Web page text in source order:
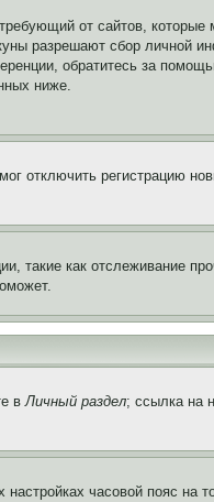
от сайтов,
разрешают сбор личной
обратитесь за
ниже.
отключить регистрацию
такие как отслеживание
вЛичный раздел; ссылка на
часовой пояс на